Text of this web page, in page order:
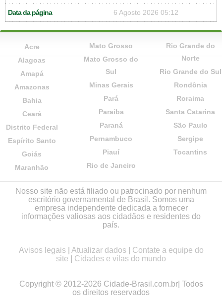
Data da página 6 Agosto 2026 05:12
Acre
Alagoas
Amapá
Amazonas
Bahia
Ceará
Distrito Federal
Espírito Santo
Goiás
Maranhão
Mato Grosso
Mato Grosso do
Sul
Minas Gerais
Pará
Paraíba
Paraná
Pernambuco
Piauí
Rio de Janeiro
Rio Grande do
Norte
Rio Grande do Sul
Rondônia
Roraima
Santa Catarina
São Paulo
Sergipe
Tocantins
Nosso site não está filiado ou patrocinado por nenhum
escritório governamental de Brasil. Somos uma
empresa independente dedicada a fornecer
informações valiosas aos cidadãos e residentes do
país.
Avisos legais Atualizar dados
Contate a equipe do
site
Cidades e vilas do mundo
Copyright © 2012-2026 Cidade-Brasil.com.br| Todos
os direitos reservados